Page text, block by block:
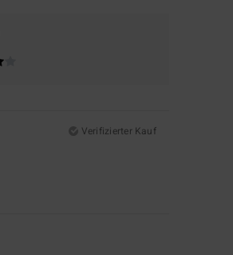
Verifizierter Kauf